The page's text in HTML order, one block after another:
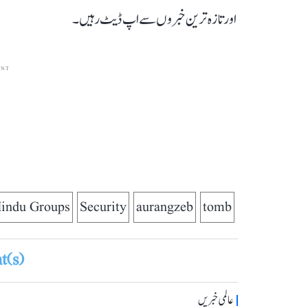
اور تازہ ترین خبروں سے اپ ڈیٹ رہیں۔
tomb
aurangzeb
Security
Groups
عالمی خبریں